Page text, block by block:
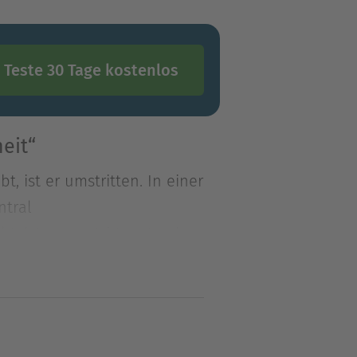
Teste 30 Tage kostenlos
ist er umstritten. In einer
Stationen dieser
der ersten